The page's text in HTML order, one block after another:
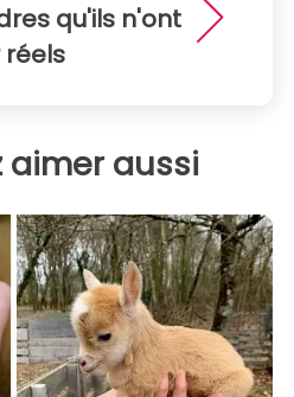
qu'ils n'ont
aimer aussi